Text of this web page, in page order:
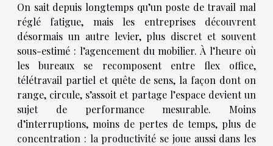
On sait depuis longtemps qu’un poste de travail mal
réglé fatigue, mais les entreprises découvrent
désormais un autre levier, plus discret et souvent
sous-estimé : l’agencement du mobilier. À l’heure où
les bureaux se recomposent entre flex office,
télétravail partiel et quête de sens, la façon dont on
range, circule, s’assoit et partage l’espace devient un
sujet de performance mesurable. Moins
d’interruptions, moins de pertes de temps, plus de
concentration : la productivité se joue aussi dans les